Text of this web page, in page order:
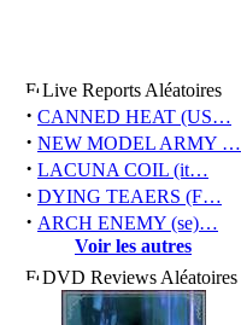
Live Reports Aléatoires
· CANNED HEAT (US…
· NEW MODEL ARMY …
· LACUNA COIL (it…
· DYING TEAERS (F…
· ARCH ENEMY (se)…
Voir les autres
DVD Reviews Aléatoires